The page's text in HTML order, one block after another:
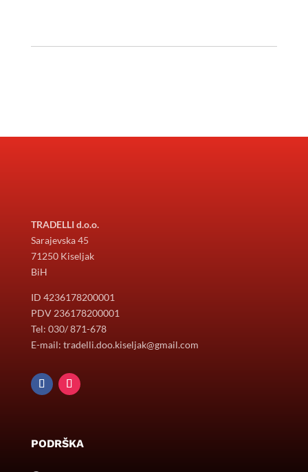
TRADELLI d.o.o.
Sarajevska 45
71250 Kiseljak
BiH
ID 4236178200001
PDV 236178200001
Tel: 030/ 871-678
E-mail: tradelli.doo.kiseljak@gmail.com
PODRŠKA